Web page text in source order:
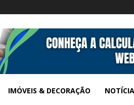
IMÓVEIS & DECORAÇÃO